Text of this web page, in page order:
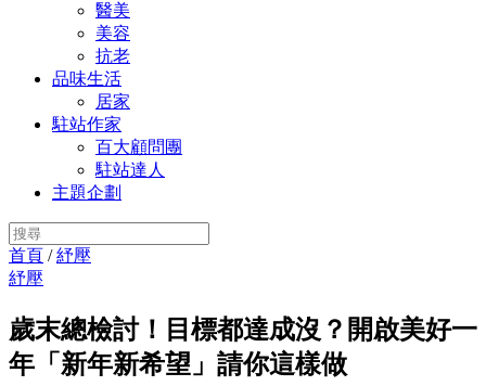
醫美
美容
抗老
品味生活
居家
駐站作家
百大顧問團
駐站達人
主題企劃
首頁 /紓壓
紓壓
歲末總檢討！目標都達成沒？開啟美好一
年「新年新希望」請你這樣做